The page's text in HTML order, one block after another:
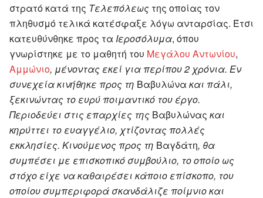
στρατό κατά της Τελεπόλεως της οποίας τον
πληθυσμό τελικά κατέσφαξε λόγω ανταρσίας. Έτσι
κατευθύνθηκε προς τα Ιεροσόλυμα, όπου
γνωρίστηκε με το μαθητή του Μεγάλου Αντωνίου,
Αμμώνιο, μένοντας εκεί για περίπου 2 χρόνια. Εν
συνεχεία κινήθηκε προς τη Βαβυλώνα και πάλι,
ξεκινώντας το ευρύ ποιμαντικό του έργο.
Περιοδεύει στις επαρχίες της Βαβυλώνας και
κηρύττει το ευαγγέλιο, χτίζοντας πολλές
εκκλησίες. Κινούμενος προς τη Βαγδάτη, θα
συμπέσει με επισκοπικό συμβούλιο, το οποίο ως
στόχο είχε να καθαιρέσει κάποιο επίσκοπο, του
οποίου συμπεριφορά σκανδάλιζε ποίμνιο και